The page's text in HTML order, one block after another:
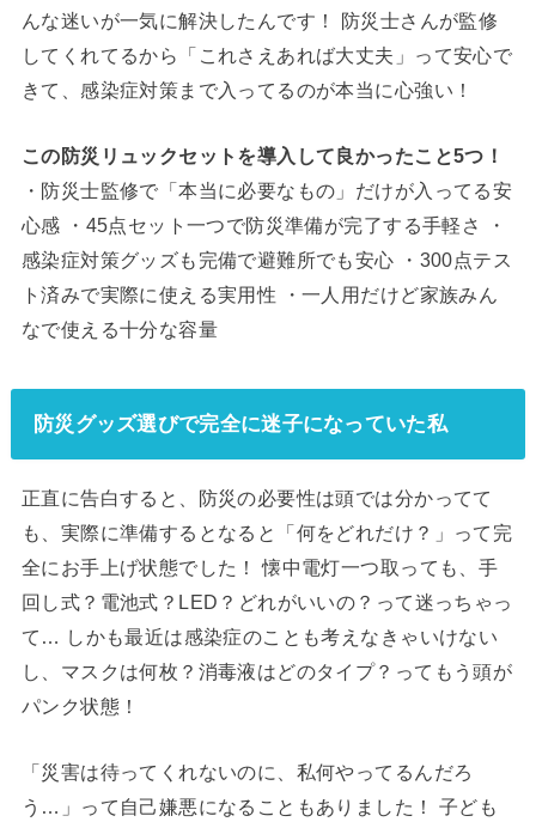
んな迷いが一気に解決したんです！ 防災士さんが監修
してくれてるから「これさえあれば大丈夫」って安心で
きて、感染症対策まで入ってるのが本当に心強い！
この防災リュックセットを導入して良かったこと5つ！
・防災士監修で「本当に必要なもの」だけが入ってる安
心感 ・45点セット一つで防災準備が完了する手軽さ ・
感染症対策グッズも完備で避難所でも安心 ・300点テス
ト済みで実際に使える実用性 ・一人用だけど家族みん
なで使える十分な容量
防災グッズ選びで完全に迷子になっていた私
正直に告白すると、防災の必要性は頭では分かってて
も、実際に準備するとなると「何をどれだけ？」って完
全にお手上げ状態でした！ 懐中電灯一つ取っても、手
回し式？電池式？LED？どれがいいの？って迷っちゃっ
て… しかも最近は感染症のことも考えなきゃいけない
し、マスクは何枚？消毒液はどのタイプ？ってもう頭が
パンク状態！
「災害は待ってくれないのに、私何やってるんだろ
う…」って自己嫌悪になることもありました！ 子ども